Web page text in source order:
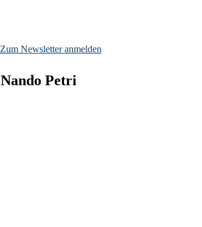
Zum Newsletter anmelden
Nando Petri